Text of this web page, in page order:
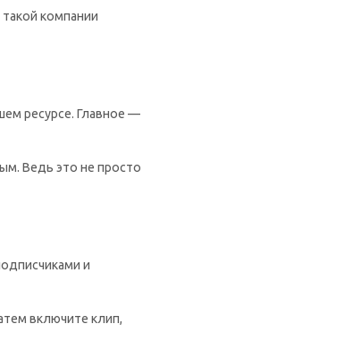
компании
ресурсе. Главное —
Ведь это не просто
и
включите клип,